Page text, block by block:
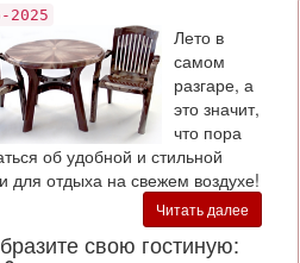
2025
Лето в
самом
разгаре, а
это значит,
что пора
об удобной и стильной
для отдыха на свежем воздухе!
Читать далее
свою гостиную: